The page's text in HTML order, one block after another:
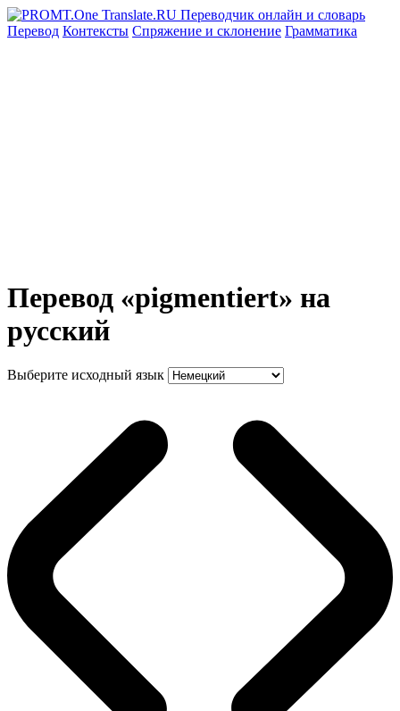
Перевод Контексты Спряжение и склонение Грамматика
Перевод «pigmentiert» на
русский
Выберите исходный язык